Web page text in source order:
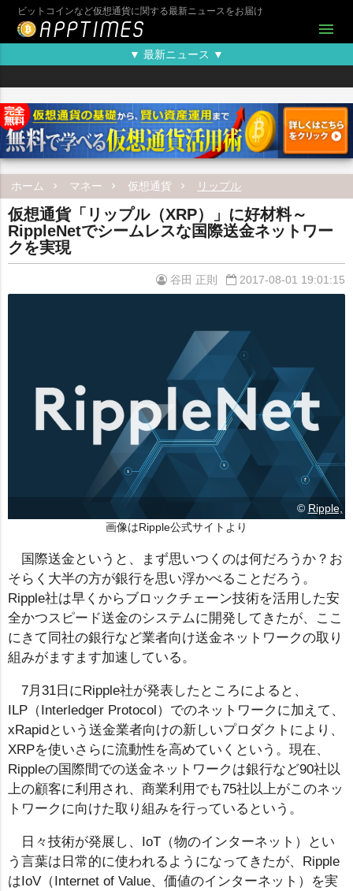
ビットコインなど仮想通貨に関する最新ニュースをお届け
menu
▼ 最新ニュース ▼
ホーム マネー 仮想通貨 リップル
仮想通貨「リップル（XRP）」に好材料～
RippleNetでシームレスな国際送金ネットワー
クを実現
谷田 正則 2017-08-01 19:01:15
© Ripple,
画像はRipple公式サイトより
国際送金というと、まず思いつくのは何だろうか？お
そらく大半の方が銀行を思い浮かべることだろう。
Ripple社は早くからブロックチェーン技術を活用した安
全かつスピード送金のシステムに開発してきたが、ここ
にきて同社の銀行など業者向け送金ネットワークの取り
組みがますます加速している。
7月31日にRipple社が発表したところによると、
ILP（Interledger Protocol）でのネットワークに加えて、
xRapidという送金業者向けの新しいプロダクトにより、
XRPを使いさらに流動性を高めていくという。現在、
Rippleの国際間での送金ネットワークは銀行など90社以
上の顧客に利用され、商業利用でも75社以上がこのネッ
トワークに向けた取り組みを行っているという。
日々技術が発展し、IoT（物のインターネット）とい
う言葉は日常的に使われるようになってきたが、Ripple
はIoV（Internet of Value、価値のインターネット）を実